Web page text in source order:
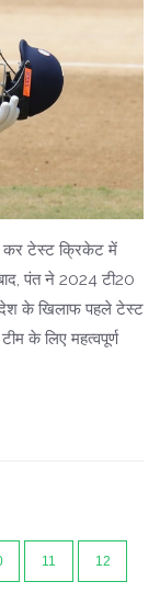
कर टेस्ट क्रिकेट में
पंत ने 2024 टी20
के खिलाफ पहले टेस्ट
के लिए महत्वपूर्ण
11 12